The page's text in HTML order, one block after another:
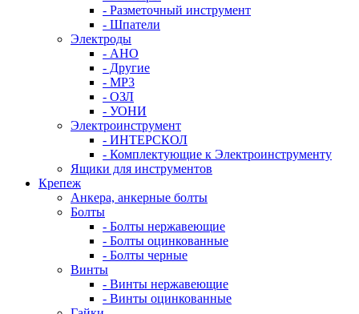
- Разметочный инструмент
- Шпатели
Электроды
- АНО
- Другие
- МР3
- ОЗЛ
- УОНИ
Электроинструмент
- ИНТЕРСКОЛ
- Комплектующие к Электроинструменту
Ящики для инструментов
Крепеж
Анкера, анкерные болты
Болты
- Болты нержавеющие
- Болты оцинкованные
- Болты черные
Винты
- Винты нержавеющие
- Винты оцинкованные